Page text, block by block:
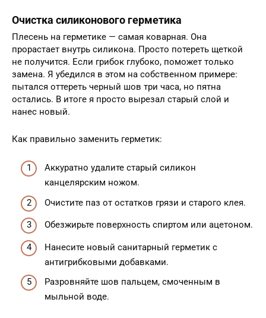
Очистка силиконового герметика
Плесень на герметике — самая коварная. Она
прорастает внутрь силикона. Просто потереть щеткой
не получится. Если грибок глубоко, поможет только
замена. Я убедился в этом на собственном примере:
пытался оттереть черный шов три часа, но пятна
остались. В итоге я просто вырезал старый слой и
нанес новый.
Как правильно заменить герметик:
Аккуратно удалите старый силикон
канцелярским ножом.
Очистите паз от остатков грязи и старого клея.
Обезжирьте поверхность спиртом или ацетоном.
Нанесите новый санитарный герметик с
антигрибковыми добавками.
Разровняйте шов пальцем, смоченным в
мыльной воде.